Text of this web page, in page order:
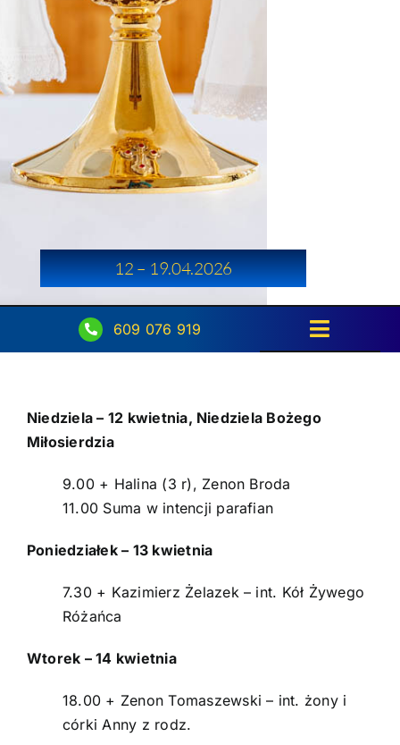
12 – 19.04.2026
609 076 919
Toggle
Intencje
Ogłoszenia
Niedziela – 12 kwietnia, Niedziela Bożego
Miłosierdzia
9.00 + Halina (3 r), Zenon Broda
11.00 Suma w intencji parafian
Poniedziałek – 13 kwietnia
7.30 + Kazimierz Żelazek – int. Kół Żywego
Różańca
Wtorek – 14 kwietnia
18.00 + Zenon Tomaszewski – int. żony i
córki Anny z rodz.